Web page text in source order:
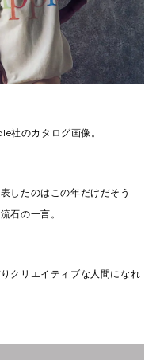
社のカタログ画像。
したのはこの年だけだそう
石の一言。
クリエイティブな人間になれ